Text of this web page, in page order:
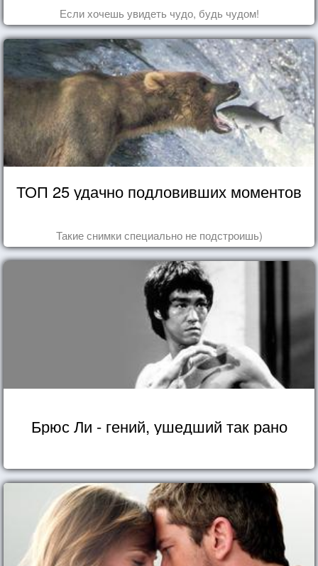
Если хочешь увидеть чудо, будь чудом!
ТОП 25 удачно подловивших моментов
Такие снимки специально не подстроишь)
Брюс Ли - гений, ушедший так рано